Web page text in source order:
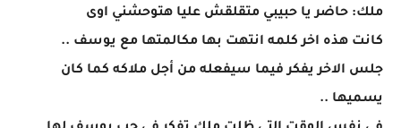
ملك: حاضر يا حبيبي متقلقش عليا هتوحشني اوى
كانت هذه اخر كلمه انتهت بها مكالمتها مع يوسف ..
جلس الاخر يفكر فيما سيفعله من أجل ملاكه كما كان
يسميها ..